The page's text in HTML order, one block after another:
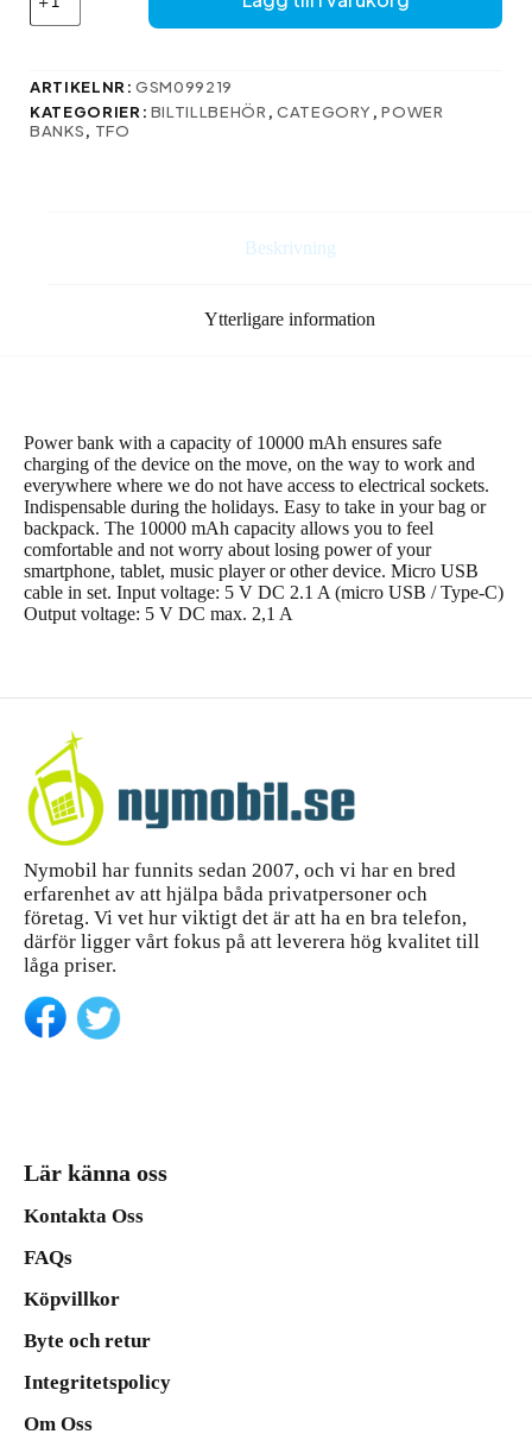
power
bank
100M
mAh
ARTIKELNR:GSM099219
KATEGORIER: BILTILLBEHÖR , CATEGORY ,POWER
BANKS, TFO
Beskrivning
Ytterligare information
Power bank with a capacity of 10000 mAh ensures safe
charging of the device on the move, on the way to work and
everywhere where we do not have access to electrical sockets.
Indispensable during the holidays. Easy to take in your bag or
backpack. The 10000 mAh capacity allows you to feel
comfortable and not worry about losing power of your
smartphone, tablet, music player or other device. Micro USB
cable in set. Input voltage: 5 V DC 2.1 A (micro USB / Type-C)
Output voltage: 5 V DC max. 2,1 A
Nymobil har funnits sedan 2007, och vi har en bred
erfarenhet av att hjälpa båda privatpersoner och
företag. Vi vet hur viktigt det är att ha en bra telefon,
därför ligger vårt fokus på att leverera hög kvalitet till
låga priser.
Lär känna oss
Kontakta Oss
FAQs
Köpvillkor
Byte och retur
Integritetspolicy
Om Oss